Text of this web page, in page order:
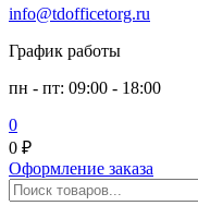
info@tdofficetorg.ru
График работы
пн - пт: 09:00 - 18:00
0
0 ₽
Оформление заказа